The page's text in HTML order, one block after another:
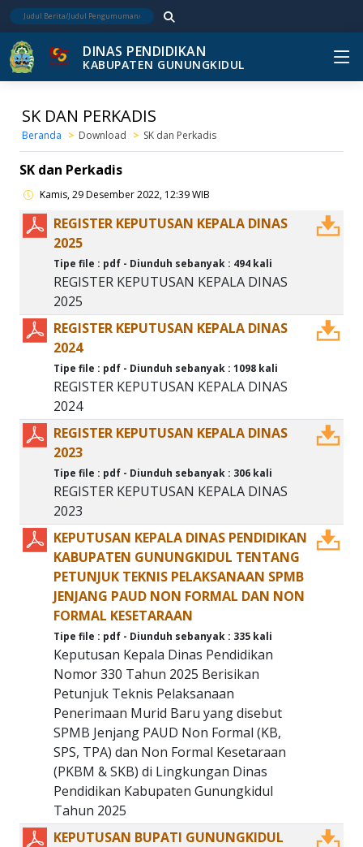
DINAS PENDIDIKAN
KABUPATEN GUNUNGKIDUL
SK DAN PERKADIS
Beranda Download SK dan Perkadis
SK dan Perkadis
Kamis, 29 Desember 2022, 12:39 WIB
REGISTER KEPUTUSAN KEPALA DINAS
2025
Tipe file : pdf - Diunduh sebanyak : 494 kali
REGISTER KEPUTUSAN KEPALA DINAS
2025
REGISTER KEPUTUSAN KEPALA DINAS
2024
Tipe file : pdf - Diunduh sebanyak : 1098 kali
REGISTER KEPUTUSAN KEPALA DINAS
2024
REGISTER KEPUTUSAN KEPALA DINAS
2023
Tipe file : pdf - Diunduh sebanyak : 306 kali
REGISTER KEPUTUSAN KEPALA DINAS
2023
KEPUTUSAN KEPALA DINAS PENDIDIKAN
KABUPATEN GUNUNGKIDUL TENTANG
PETUNJUK TEKNIS PELAKSANAAN SPMB
JENJANG PAUD NON FORMAL DAN NON
FORMAL KESETARAAN
Tipe file : pdf - Diunduh sebanyak : 335 kali
Keputusan Kepala Dinas Pendidikan
Nomor 330 Tahun 2025 Berisikan
Petunjuk Teknis Pelaksanaan
Penerimaan Murid Baru yang disebut
SPMB Jenjang PAUD Non Formal (KB,
SPS, TPA) dan Non Formal Kesetaraan
(PKBM & SKB) di Lingkungan Dinas
Pendidikan Kabupaten Gunungkidul
Tahun 2025
KEPUTUSAN BUPATI GUNUNGKIDUL